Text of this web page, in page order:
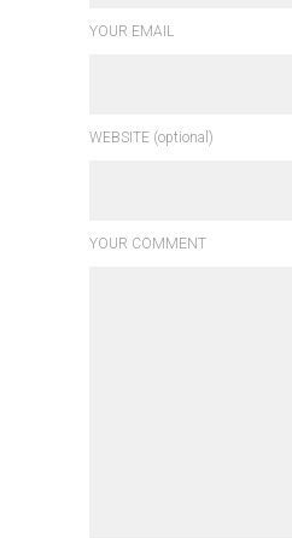
YOUR EMAIL
WEBSITE (optional)
YOUR COMMENT